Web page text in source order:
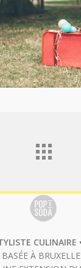
CULINAIRE
BASÉE À